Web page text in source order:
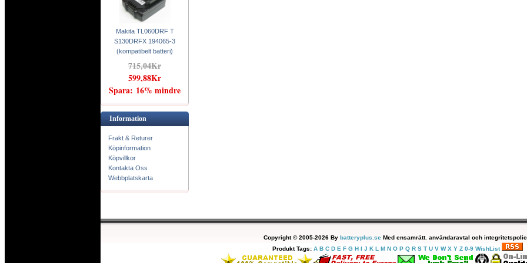
Makita TL060DRF T
S130DRFX 194065-3
(kompatibelt batteri)
715,04Kr
599,88Kr
Spara: 16% mindre
Information
Frakt & Returer
Köpinformation
Köpvillkor
Kontakta Oss
Webbplatskarta
Copyright © 2005-2026 By batteryplus.se Med ensamrätt. användaravtal och
Produkt Tags: A B C D E F G H I J K L M N O P Q R S T U V W X Y Z 0-9 WishList